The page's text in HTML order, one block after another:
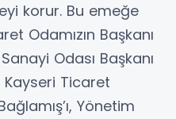
korur. Bu emeğe
Odamızın Başkanı
Odası Başkanı
Kayseri Ticaret
Yönetim